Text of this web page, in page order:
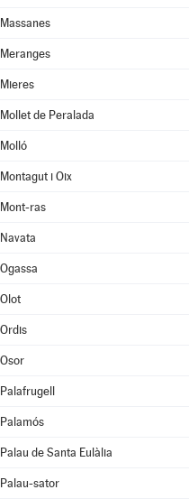
Massanes
Meranges
Mieres
Mollet de Peralada
Molló
Montagut i Oix
Mont-ras
Navata
Ogassa
Olot
Ordis
Osor
Palafrugell
Palamós
Palau de Santa Eulàlia
Palau-sator